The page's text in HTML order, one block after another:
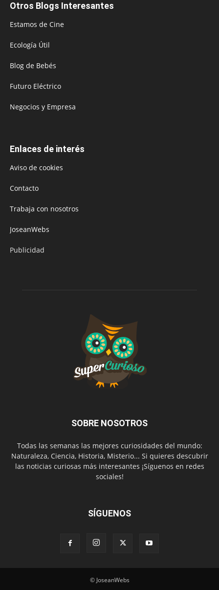
Otros Blogs Interesantes
Estamos de Cine
Ecología Útil
Blog de Bebés
Futuro Eléctrico
Negocios y Empresa
Enlaces de interés
Aviso de cookies
Contacto
Trabaja con nosotros
JoseanWebs
Publicidad
SOBRE NOSOTROS
Todas las semanas las mejores curiosidades del mundo:
Naturaleza, Ciencia, Historia, Misterio... Si quieres descubrir
las noticias curiosas más interesantes ¡Síguenos en redes
sociales!
SÍGUENOS
© JoseanWebs